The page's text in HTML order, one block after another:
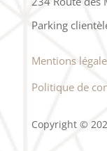
Parking
Mentions
Politique de
Copyright ©